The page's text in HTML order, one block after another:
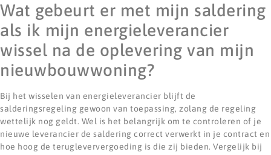
Wat gebeurt er met mijn saldering
als ik mijn energieleverancier
wissel na de oplevering van mijn
nieuwbouwwoning?
Bij het wisselen van energieleverancier blijft de
salderingsregeling gewoon van toepassing, zolang de regeling
wettelijk nog geldt. Wel is het belangrijk om te controleren of je
nieuwe leverancier de saldering correct verwerkt in je contract en
hoe hoog de terugleververgoeding is die zij bieden. Vergelijk bij